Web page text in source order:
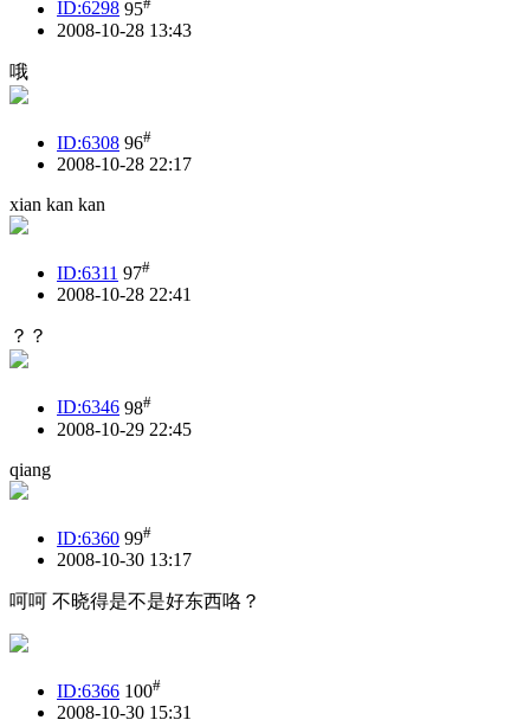
ID:6298 95
2008-10-28 13:43
哦
ID:6308 96#
2008-10-28 22:17
xian kan kan
ID:6311 97#
2008-10-28 22:41
？？
ID:6346 98#
2008-10-29 22:45
qiang
ID:6360 99#
2008-10-30 13:17
呵呵 不晓得是不是好东西咯？
ID:6366 100#
2008-10-30 15:31